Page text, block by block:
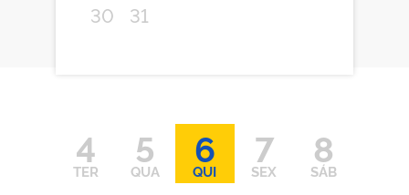
30
31
4
TER
5
QUA
6
QUI
7
SEX
8
SÁB